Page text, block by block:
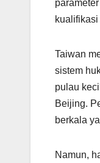
Taiwan
sistem
pulau
Beijing.
berkala
Namun,